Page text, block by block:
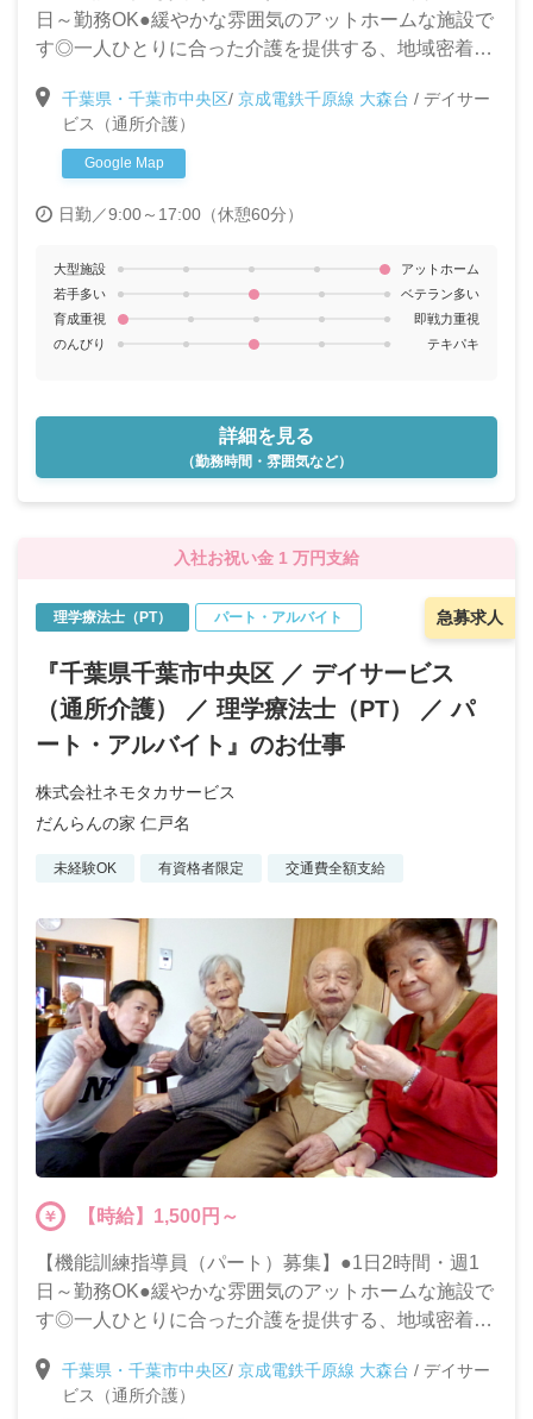
日～勤務OK●緩やかな雰囲気のアットホームな施設で
す◎一人ひとりに合った介護を提供する、地域密着型
る方も大募集!!
千葉県・千葉市中央区/ 京成電鉄千原線 大森台 / デイサー
ビス（通所介護）
Google Map
日勤／9:00～17:00（休憩60分）
大型施設
アットホーム
若手多い
ベテラン多い
育成重視
即戦力重視
のんびり
テキパキ
詳細を見る
（勤務時間・雰囲気など）
入社お祝い金 1 万円支給
急募求人
理学療法士（PT） パート・アルバイト
『千葉県千葉市中央区 ／ デイサービス
（通所介護） ／ 理学療法士（PT） ／ パ
ート・アルバイト』のお仕事
株式会社ネモタカサービス
だんらんの家 仁戸名
未経験OK 有資格者限定 交通費全額支給
【時給】1,500円～
【機能訓練指導員（パート）募集】●1日2時間・週1
日～勤務OK●緩やかな雰囲気のアットホームな施設で
す◎一人ひとりに合った介護を提供する、地域密着型
る方も大募集!!
千葉県・千葉市中央区/ 京成電鉄千原線 大森台 / デイサー
ビス（通所介護）